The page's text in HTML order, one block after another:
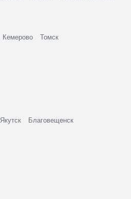
Кемерово Томск
Якутск
Благовещенск